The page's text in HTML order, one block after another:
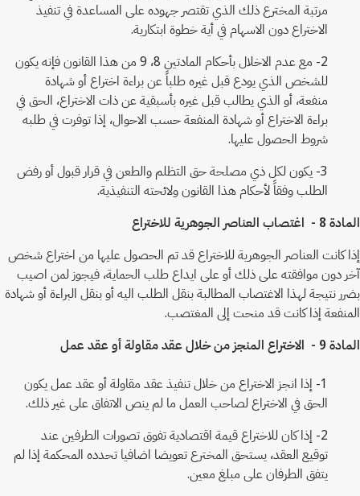
مرتبة المخترع ذلك الذي تقتصر جهوده على المساعدة في تنفيذ
الاختراع دون الاسهام في أية خطوة ابتكارية.
2- مع عدم الاخلال بأحكام المادتين 8، 9 من هذا القانون فإنه يكون
للشخص الذي يودع قبل غيره طلباً عن براءة اختراع أو شهادة
منفعة، أو الذي يطالب قبل غيره بأسبقية عن ذات الاختراع، الحق في
براءة الاختراع أو شهادة المنفعة حسب الاحوال، إذا توفرت في طلبه
شروط الحصول عليها.
3- يكون لكل ذي مصلحة حق التظلم والطعن في قرار قبول أو رفض
الطلب وفقاً لأحكام هذا القانون ولائحته التنفيذية.
المادة 8 - اغتصاب العناصر الجوهرية للاختراع
إذا كانت العناصر الجوهرية للاختراع قد تم الحصول عليها من اختراع شخص
آخر دون موافقته على ذلك أو على ايداع طلب الحماية، فيجوز لمن اصيب
بضرر نتيجة لهذا الاغتصاب المطالبة بنقل الطلب اليه أو بنقل البراءة أو شهادة
المنفعة إذا كانت قد منحت إلى المغتصب.
المادة 9 - الاختراع المنجز من خلال عقد مقاولة أو عقد عمل
1- إذا انجز الاختراع من خلال تنفيذ عقد مقاولة أو عقد عمل يكون
الحق في الاختراع لصاحب العمل ما لم ينص الاتفاق على غير ذلك.
2- إذا كان للاختراع قيمة اقتصادية تفوق تصورات الطرفين عند
توقيع العقد، يستحق المخترع تعويضا اضافيا تحدده المحكمة إذا لم
يتفق الطرفان على مبلغ معين.